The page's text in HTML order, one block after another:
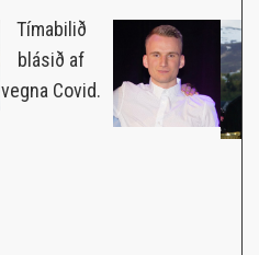
Tímabilið
blásið af
vegna Covid.